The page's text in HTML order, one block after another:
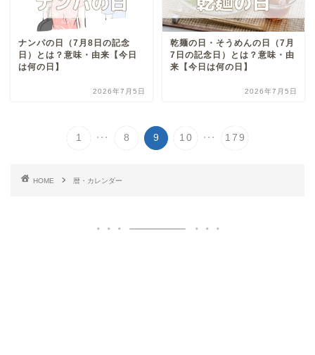
ナンパの日（7月8日の記念
日）とは？意味・由来【今日
は何の日】
2026年7月5日
乾麺の日・そうめんの日（7月
7日の記念日）とは？意味・由
来【今日は何の日】
2026年7月5日
1 ... 8 9 10 ... 179
HOME 暦・カレンダー